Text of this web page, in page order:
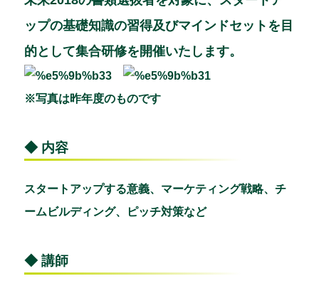
c
e
b
e
k ai
ップの基礎知識の習得及びマインドセットを目
的として集合研修を開催いたします。
※写真は昨年度のものです
◆ 内容
スタートアップする意義、マーケティング戦略、チ
ームビルディング、ピッチ対策など
◆ 講師